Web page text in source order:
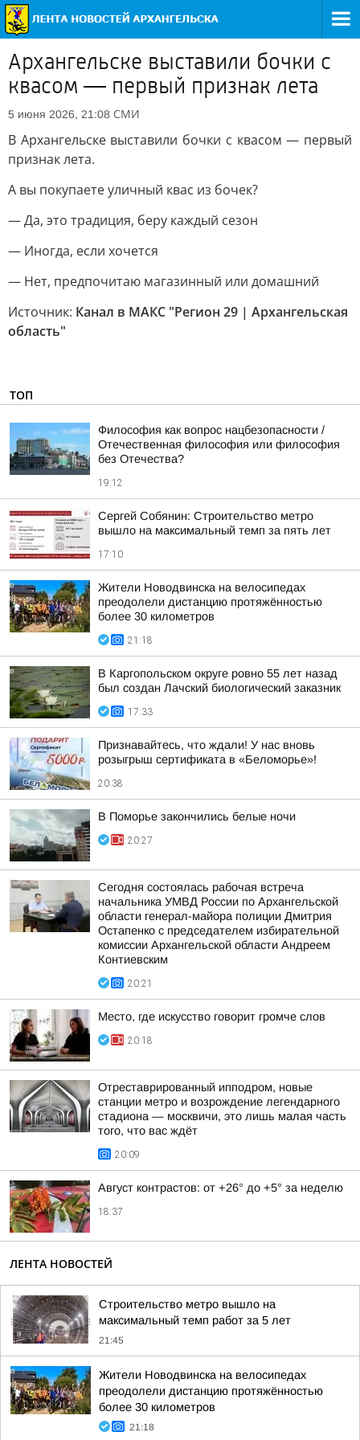
Архангельске выставили бочки с
квасом — первый признак лета
5 июня 2026, 21:08 СМИ
В Архангельске выставили бочки с квасом — первый
признак лета.
А вы покупаете уличный квас из бочек?
— Да, это традиция, беру каждый сезон
— Иногда, если хочется
— Нет, предпочитаю магазинный или домашний
Источник: Канал в МАКС "Регион 29 | Архангельская
область"
ТОП
Философия как вопрос нацбезопасности /
Отечественная философия или философия
без Отечества?
19:12
Сергей Собянин: Строительство метро
вышло на максимальный темп за пять лет
17:10
Жители Новодвинска на велосипедах
преодолели дистанцию протяжённостью
более 30 километров
21:18
В Каргопольском округе ровно 55 лет назад
был создан Лачский биологический заказник
17:33
Признавайтесь, что ждали! У нас вновь
розыгрыш сертификата в «Беломорье»!
20:38
В Поморье закончились белые ночи
20:27
Сегодня состоялась рабочая встреча
начальника УМВД России по Архангельской
области генерал-майора полиции Дмитрия
Остапенко с председателем избирательной
комиссии Архангельской области Андреем
Контиевским
20:21
Место, где искусство говорит громче слов
20:18
Отреставрированный ипподром, новые
станции метро и возрождение легендарного
стадиона — москвичи, это лишь малая часть
того, что вас ждёт
20:09
Август контрастов: от +26° до +5° за неделю
18:37
ЛЕНТА НОВОСТЕЙ
Строительство метро вышло на
максимальный темп работ за 5 лет
21:45
Жители Новодвинска на велосипедах
преодолели дистанцию протяжённостью
более 30 километров
21:18